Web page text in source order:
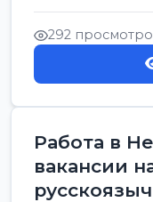
мужчин и
292
Работа в
вакансии